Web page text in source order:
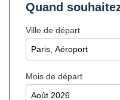
Quand
Ville de départ
Mois de départ